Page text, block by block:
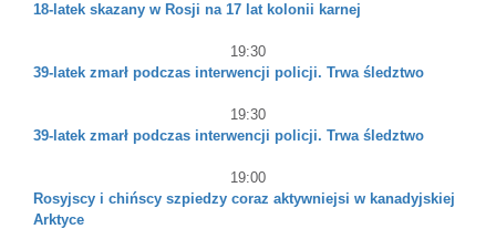
18-latek skazany w Rosji na 17 lat kolonii karnej
19:30
39-latek zmarł podczas interwencji policji. Trwa śledztwo
19:30
39-latek zmarł podczas interwencji policji. Trwa śledztwo
19:00
Rosyjscy i chińscy szpiedzy coraz aktywniejsi w kanadyjskiej
Arktyce